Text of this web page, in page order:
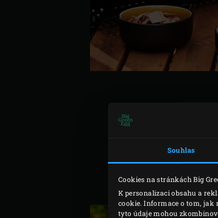
Souhlas
Cookies na stránkách Big
K personalizaci obsahu a
cookie. Informace o tom, jak
tyto údaje mohou
Nasaďte koš na
zavřete víko EGG.
Zvyšte teplotu EGG na
Vypněte motor rožně a
mořskou solí.